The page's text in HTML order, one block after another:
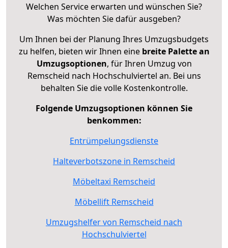
Welchen Service erwarten und wünschen Sie?
Was möchten Sie dafür ausgeben?
Um Ihnen bei der Planung Ihres Umzugsbudgets
zu helfen, bieten wir Ihnen eine breite Palette an
Umzugsoptionen, für Ihren Umzug von
Remscheid nach Hochschulviertel an. Bei uns
behalten Sie die volle Kostenkontrolle.
Folgende Umzugsoptionen können Sie
benkommen:
Entrümpelungsdienste
Halteverbotszone in Remscheid
Möbeltaxi Remscheid
Möbellift Remscheid
Umzugshelfer von Remscheid nach
Hochschulviertel